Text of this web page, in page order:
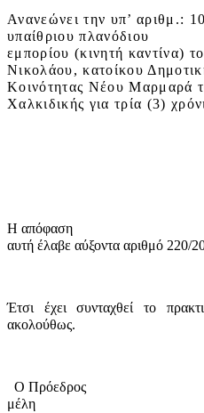
Ανανεώνει την υπ’ αριθμ.:
υπαίθριου πλανόδιου
εμπορίου (κινητή καντίνα)
Νικολάου, κατοίκου
Κοινότητας Νέου Μαρμαρά
Χαλκιδικής για τρία (3)
Η απόφαση
αυτή έλαβε αύξοντα αριθμό 220/
Έτσι έχει συνταχθεί το
ακολούθως.
Ο Πρόεδρος
μέλη